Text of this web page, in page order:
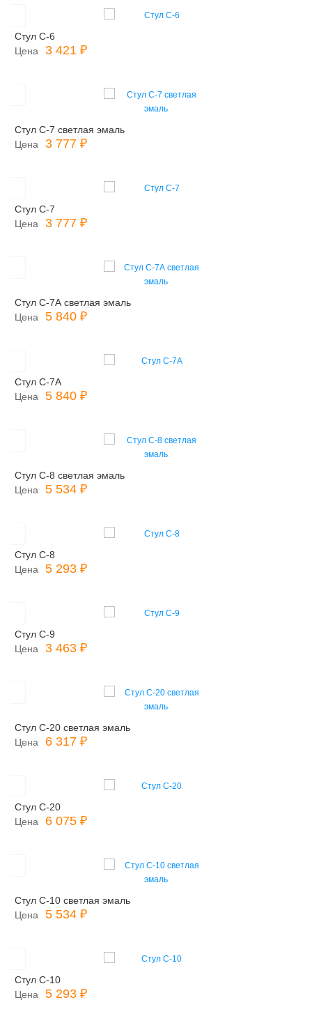
Стул С-6
Цена
3 421 ₽
Стул С-7 светлая эмаль
Цена
3 777 ₽
Стул С-7
Цена
3 777 ₽
Стул С-7А светлая эмаль
Цена
5 840 ₽
Стул С-7А
Цена
5 840 ₽
Стул С-8 светлая эмаль
Цена
5 534 ₽
Стул С-8
Цена
5 293 ₽
Стул С-9
Цена
3 463 ₽
Стул С-20 светлая эмаль
Цена
6 317 ₽
Стул С-20
Цена
6 075 ₽
Стул С-10 светлая эмаль
Цена
5 534 ₽
Стул С-10
Цена
5 293 ₽